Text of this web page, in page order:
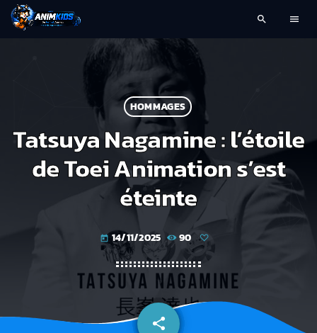
search menu
HOMMAGES
Tatsuya Nagamine : l’étoile
de Toei Animation s’est
éteinte
today 14/11/2025 90
share
email